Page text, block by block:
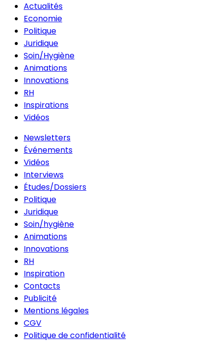
Actualités
Economie
Politique
Juridique
Soin/Hygiène
Animations
Innovations
RH
Inspirations
Vidéos
Newsletters
Événements
Vidéos
Interviews
Études/Dossiers
Politique
Juridique
Soin/hygiène
Animations
Innovations
RH
Inspiration
Contacts
Publicité
Mentions légales
CGV
Politique de confidentialité